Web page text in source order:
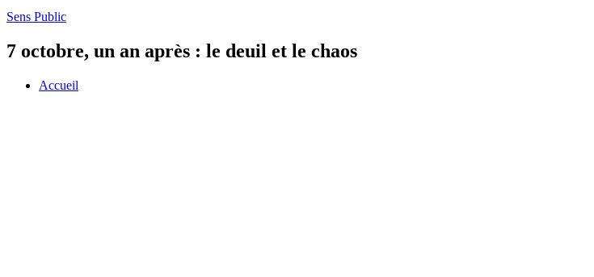
Sens Public
7 octobre, un an après : le deuil et le chaos
Accueil